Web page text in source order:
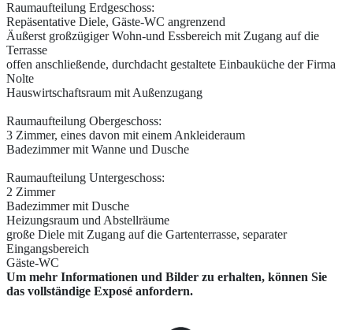
Raumaufteilung Erdgeschoss:
Repäsentative Diele, Gäste-WC angrenzend
Äußerst großzügiger Wohn-und Essbereich mit Zugang auf die
Terrasse
offen anschließende, durchdacht gestaltete Einbauküche der Firma
Nolte
Hauswirtschaftsraum mit Außenzugang
Raumaufteilung Obergeschoss:
3 Zimmer, eines davon mit einem Ankleideraum
Badezimmer mit Wanne und Dusche
Raumaufteilung Untergeschoss:
2 Zimmer
Badezimmer mit Dusche
Heizungsraum und Abstellräume
große Diele mit Zugang auf die Gartenterrasse, separater
Eingangsbereich
Gäste-WC
Um mehr Informationen und Bilder zu erhalten, können Sie
das vollständige Exposé anfordern.